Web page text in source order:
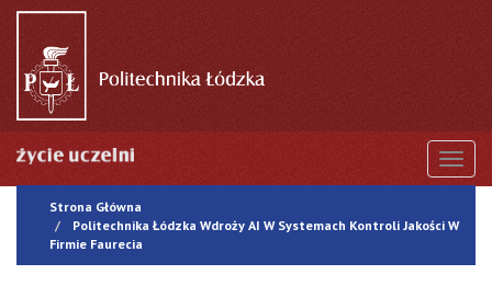
Przejdź
treści
Strona Główna
Politechnika Łódzka Wdroży AI W Systemach Kontroli Jakości W
Firmie Faurecia